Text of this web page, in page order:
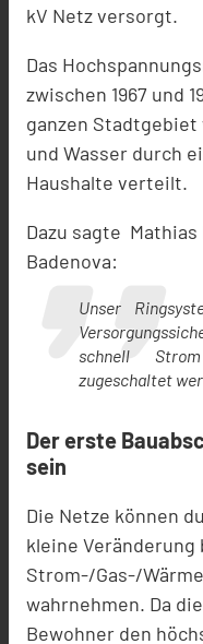
kV Netz versorgt.
Das
zwischen 1967 und
ganzen
und Wasser durch
Haushalte verteilt.
Dazu sagte
Badenova:
Unser
schnell
zugeschaltet
Der erste
sein
Die Netze können
kleine Veränderung
Strom-/Gas-/
wahrnehmen. Da
Bewohner den